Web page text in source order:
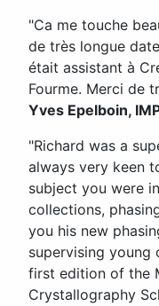
"Ca me touche
de très longue
était assistant à
Fourme. Merci de
Yves Epelboin,
"Richard was a
always very keen
subject you were
collections,
you his new
supervising young
first edition of the
Crystallography